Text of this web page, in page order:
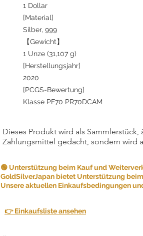
1 Dollar
[Material]
Silber, 999
【Gewicht】
1 Unze (31,107 g)
[Herstellungsjahr]
2020
[PCGS-Bewertung]
Klasse PF70 PR70DCAM
Dieses Produkt wird als
Zahlungsmittel gedacht, sondern wird
🟢 Unterstützung beim Kauf und
GoldSilverJapan bietet Unterstützung
Unsere aktuellen Einkaufsbedingungen
👉 Einkaufsliste ansehen